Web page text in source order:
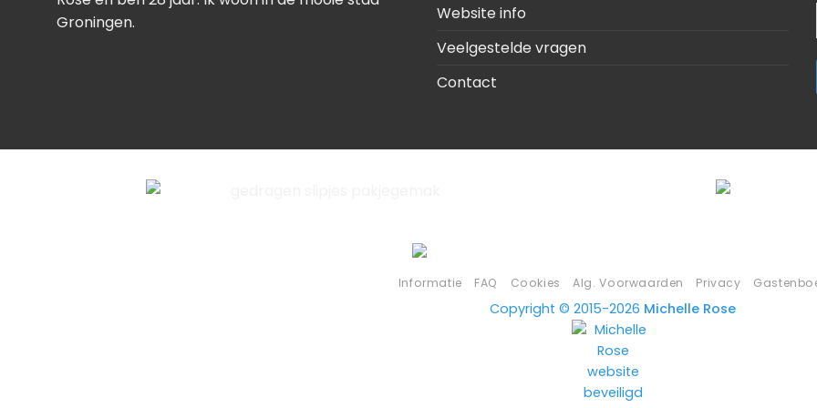
Groningen.
Website info
Veelgestelde vragen
Contact
Informatie FAQ Cookies Alg. Voorwaarden Privacy
Copyright © 2015-2026 Michelle Rose